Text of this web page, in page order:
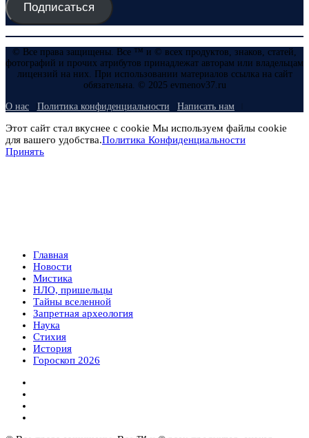
Подписаться
© Все права защищены. Все ™ и © всех продуктов, знаков, статей,
фотографий и прочих атрибутов принадлежат авторам или владельцам
лицензий на них. При использовании материалов ссылка на сайт
обязательна. © 2025 evmenov37.ru
О нас Политика конфиденциальности Написать нам
Этот сайт стал вкуснее с cookie Мы используем файлы cookie
для вашего удобства.Политика Конфиденциальности
Принять
Главная
Новости
Мистика
НЛО, пришельцы
Тайны вселенной
Запретная археология
Наука
Стихия
История
Гороскоп 2026